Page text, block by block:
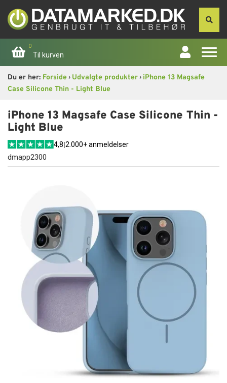
0
Til kurven
Forside
Apple
Skærme
Tilbehør
Reparationer og RMA
Reservedele
B2B-Opkøb
Du er her: Forside› Udvalgte produkter› iPhone 13 Magsafe
Case Silicone Thin - Light Blue
iPhone 13 Magsafe Case Silicone Thin -
Light Blue
4,8|2.000+ anmeldelser
dmapp2300